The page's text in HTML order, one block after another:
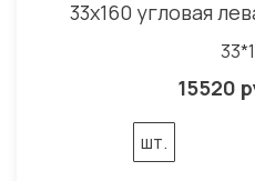
33x160 угловая
15520
шт.